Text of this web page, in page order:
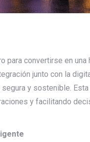
para convertirse en una
junto con la
y sostenible.
y facilitando